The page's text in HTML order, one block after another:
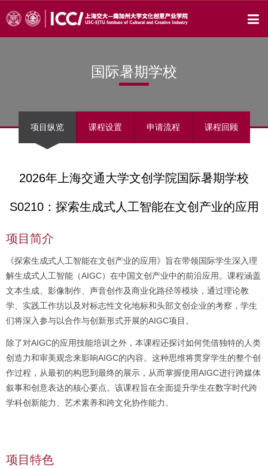
国际暑期学校
项目纵览 课程设置 申请流程 课程回顾
2026年上海交通大学文创学院国际暑期学校
S0210：探索生成式人工智能在文创产业的应用
项目简介
《探索生成式人工智能在文创产业的应用》旨在带领国际学生深入理
解生成式人工智能（AIGC）在中国文创产业中的前沿应用。课程涵盖
文本生成、影像制作、声音创作及商业化路径等模块，通过理论教
学、实践工作坊以及对标志性文化地标和头部文创企业的考察，学生
们将深入参与以合作与创新形式开展的AIGC项目。
除了对AIGC的应用技能培训之外，本课程还探讨如何凭借独特的人类
创造力和审美观念来影响AIGC的内容。这种思维将贯穿学生的整个创
作过程，从最初的构思到最终的展示，从而掌握使用AIGC进行跨媒体
叙事和创意表达的核心要点。该课程旨在全面提升学生在数字时代跨
学科创新能力、艺术素养和跨文化协作能力。
项目特色